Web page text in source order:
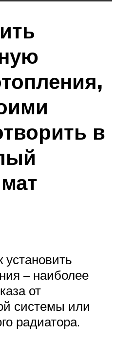
в
установить
– наиболее
от
системы или
радиатора.